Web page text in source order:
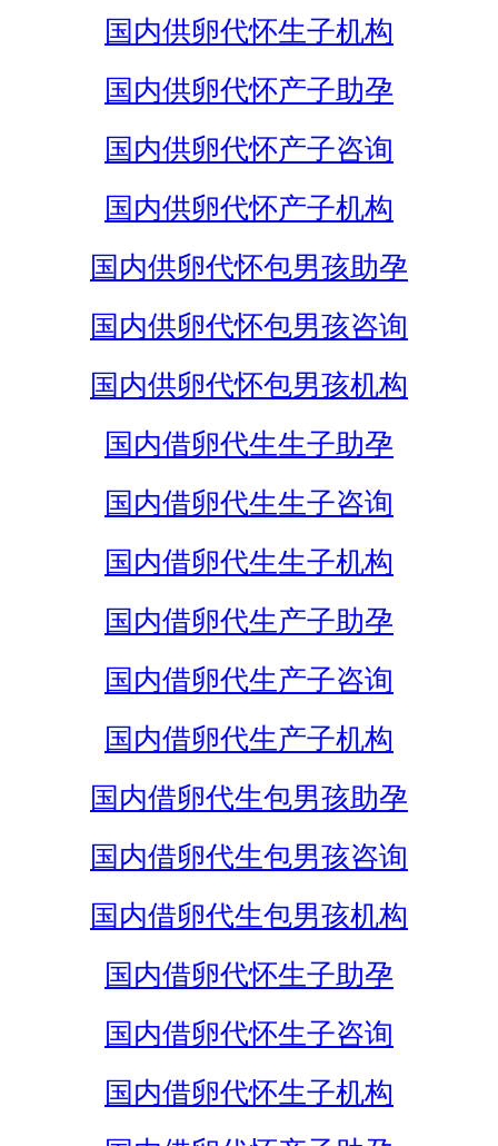
国内供卵代怀生子机构
国内供卵代怀产子助孕
国内供卵代怀产子咨询
国内供卵代怀产子机构
国内供卵代怀包男孩助孕
国内供卵代怀包男孩咨询
国内供卵代怀包男孩机构
国内借卵代生生子助孕
国内借卵代生生子咨询
国内借卵代生生子机构
国内借卵代生产子助孕
国内借卵代生产子咨询
国内借卵代生产子机构
国内借卵代生包男孩助孕
国内借卵代生包男孩咨询
国内借卵代生包男孩机构
国内借卵代怀生子助孕
国内借卵代怀生子咨询
国内借卵代怀生子机构